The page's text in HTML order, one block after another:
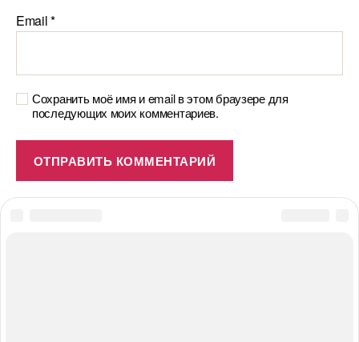
Email*
Сохранить моё имя и email в этом браузере для
последующих моих комментариев.